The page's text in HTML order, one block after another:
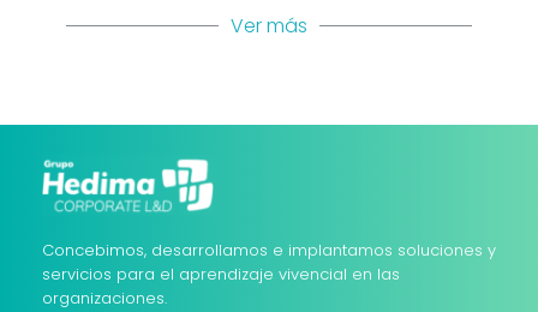
Ver más
Concebimos, desarrollamos e implantamos soluciones y
servicios para el aprendizaje vivencial en las
organizaciones.